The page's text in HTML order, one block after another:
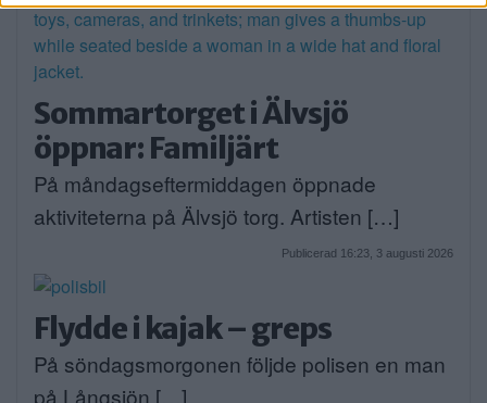
Sommartorget i Älvsjö
öppnar: Familjärt
På måndagseftermiddagen öppnade
aktiviteterna på Älvsjö torg. Artisten […]
Publicerad 16:23, 3 augusti 2026
Flydde i kajak – greps
På söndagsmorgonen följde polisen en man
på Långsjön […]